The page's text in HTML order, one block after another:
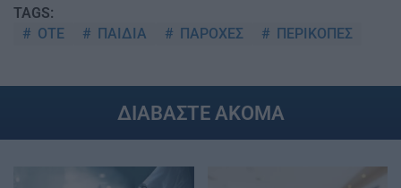
TAGS:
ΟΤΕ
ΠΑΙΔΙΑ ΠΑΡΟΧΕΣ ΠΕΡΙΚΟΠΕΣ
ΔΙΑΒΑΣΤΕ ΑΚΟΜΑ